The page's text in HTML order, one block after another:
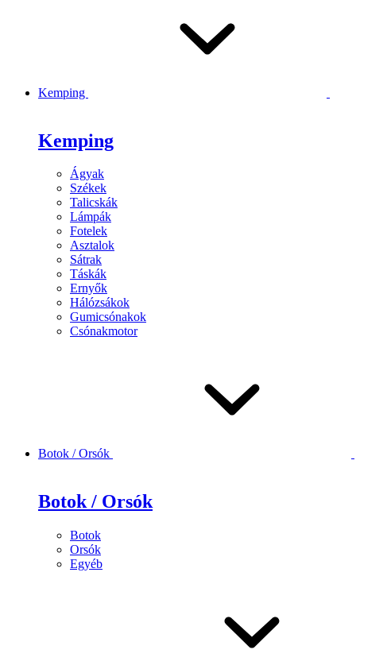
Kemping
Kemping
Ágyak
Székek
Talicskák
Lámpák
Fotelek
Asztalok
Sátrak
Táskák
Ernyők
Hálózsákok
Gumicsónakok
Csónakmotor
Botok / Orsók
Botok / Orsók
Botok
Orsók
Egyéb